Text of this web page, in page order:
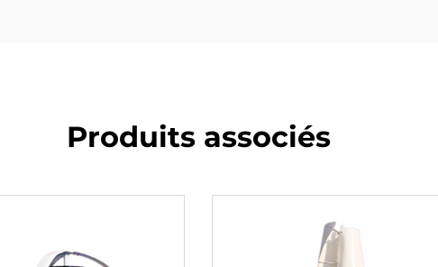
Produits associés